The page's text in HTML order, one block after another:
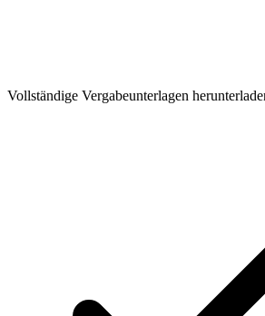
Vollständige Vergabeunterlagen